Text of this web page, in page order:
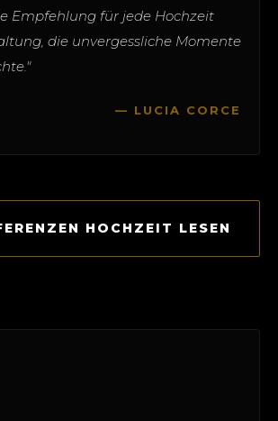
Empfehlung für jede Hochzeit
die unvergessliche Momente
— LUCIA CORCE
HOCHZEIT LESEN